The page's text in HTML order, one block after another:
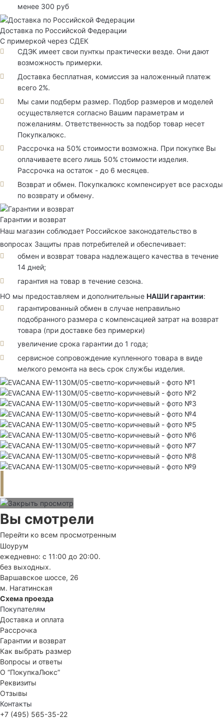
менее 300 руб
Доставка по Российской Федерации
С примеркой через СДЕК
СДЭК имеет свои пунткы практически везде. Они дают
возможность примерки.
Доставка бесплатная, комиссия за наложенный платеж
всего 2%.
Мы сами подберм размер. Подбор размеров и моделей
осуществляется согласно Вашим параметрам и
пожеланиям. Ответственность за подбор товар несет
Покупкалюкс.
Рассрочка на 50% стоимости возможна. При покупке Вы
оплачиваете всего лишь 50% стоимости изделия.
Рассрочка на остаток - до 6 месяцев.
Возврат и обмен. Покупкалюкс компенсирует все расходы
по возврату и обмену.
Гарантии и возврат
Наш магазин соблюдает Российское законодательство в
вопросах Защиты прав потребителей и обеспечивает:
обмен и возврат товара надлежащего качества в течение
14 дней;
гарантия на товар в течение сезона.
НО мы предоставляем и дополнительные НАШИ гарантии:
гарантированный обмен в случае неправильно
подобранного размера с компенсацией затрат на возврат
товара (при доставке без примерки)
увеличение срока гарантии до 1 года;
сервисное сопровождение купленного товара в виде
мелкого ремонта на весь срок службы изделия.
Вы смотрели
Перейти ко всем просмотренным
Шоурум
ежедневно: с 11:00 до 20:00.
без выходных.
Варшавское шоссе, 26
м. Нагатинская
Схема проезда
Покупателям
Доставка и оплата
Рассрочка
Гарантии и возврат
Как выбрать размер
Вопросы и ответы
О “ПокупкаЛюкс”
Реквизиты
Отзывы
Контакты
+7 (495) 565-35-22